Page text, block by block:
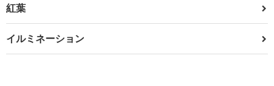
紅葉
イルミネーション